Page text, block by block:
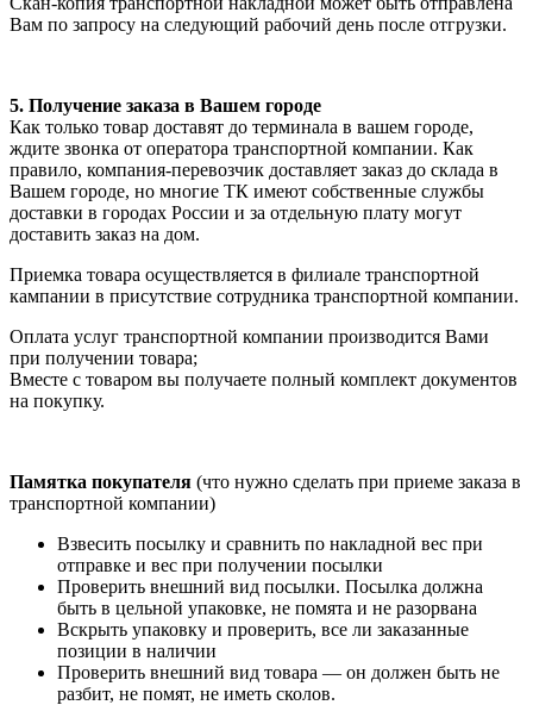
Вам по запросу на следующий рабочий день после отгрузки.
5. Получение заказа в Вашем городе
Как только товар доставят до терминала в вашем городе,
ждите звонка от оператора транспортной компании. Как
правило, компания-перевозчик доставляет заказ до склада в
Вашем городе, но многие ТК имеют собственные службы
доставки в городах России и за отдельную плату могут
доставить заказ на дом.
Приемка товара осуществляется в филиале транспортной
кампании в присутствие сотрудника транспортной компании.
Оплата услуг транспортной компании производится Вами
при получении товара;
Вместе с товаром вы получаете полный комплект документов
на покупку.
Памятка покупателя (что нужно сделать при приеме заказа в
транспортной компании)
Взвесить посылку и сравнить по накладной вес при
отправке и вес при получении посылки
Проверить внешний вид посылки. Посылка должна
быть в цельной упаковке, не помята и не разорвана
Вскрыть упаковку и проверить, все ли заказанные
позиции в наличии
Проверить внешний вид товара — он должен быть не
разбит, не помят, не иметь сколов.